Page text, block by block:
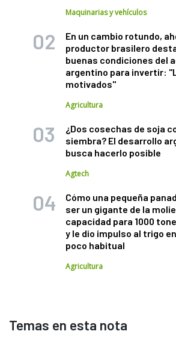
Maquinarias y vehículos
En un cambio rotundo,
productor brasilero
buenas condiciones del
argentino para invertir:
motivados"
Agricultura
¿Dos cosechas de soja
siembra? El desarrollo
busca hacerlo posible
Agtech
Cómo una pequeña
ser un gigante de la
capacidad para 1000
y le dio impulso al trigo
poco habitual
Agricultura
Temas en esta nota